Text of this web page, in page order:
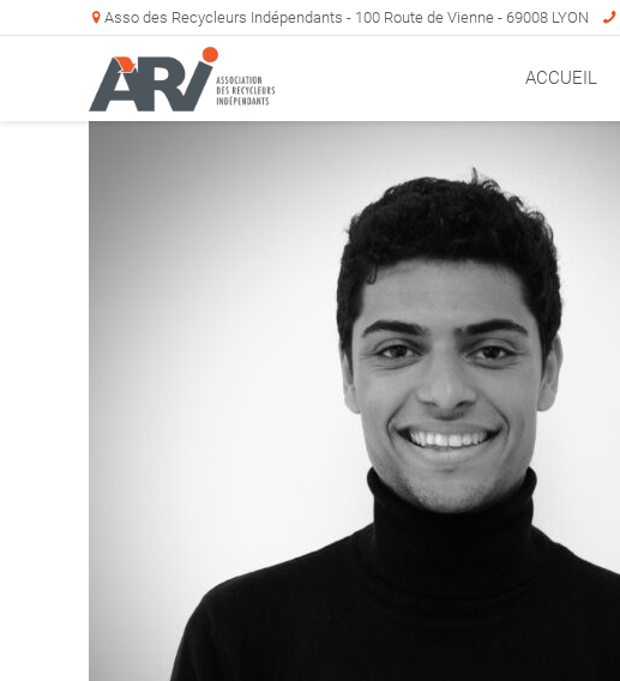
Asso des Recycleurs Indépendants - 100 Route de Vienne - 69008 LYON
ACCUEIL